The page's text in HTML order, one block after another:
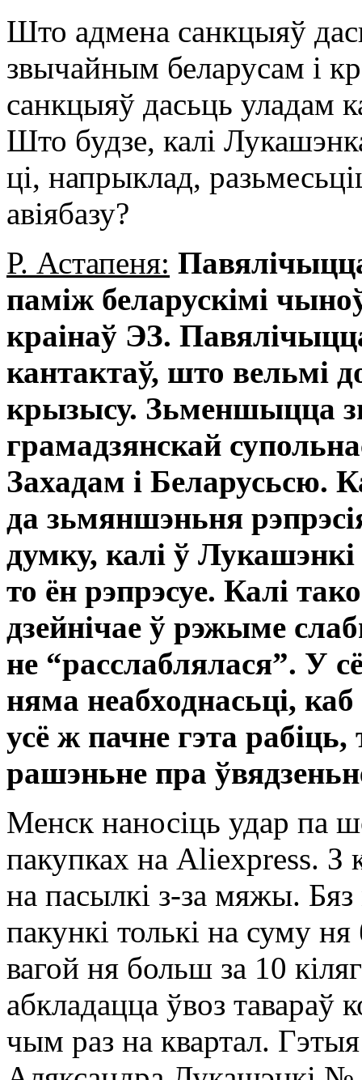
Што адмена санкцыяў
звычайным беларусам і
санкцыяў дасьць уладам
Што будзе, калі
ці, напрыклад,
авіябазу?
Р. Астапеня:
паміж беларускімі
краінаў ЭЗ.
кантактаў, што вельмі
крызысу. Зьменшыцца
грамадзянскай
Захадам і Беларусьсю.
да зьмяншэньня
думку, калі ў
то ён рэпрэсуе. Калі
дзейнічае ў рэжыме
не “расслаблялася”. У
няма неабходнасьці,
усё ж пачне гэта
рашэньне пра
Менск наносіць удар па
пакупках на Aliexpress. З
на пасылкі з-за мяжы.
пакункі толькі на суму
вагой ня больш за 10
абкладацца ўвоз
чым раз на квартал.